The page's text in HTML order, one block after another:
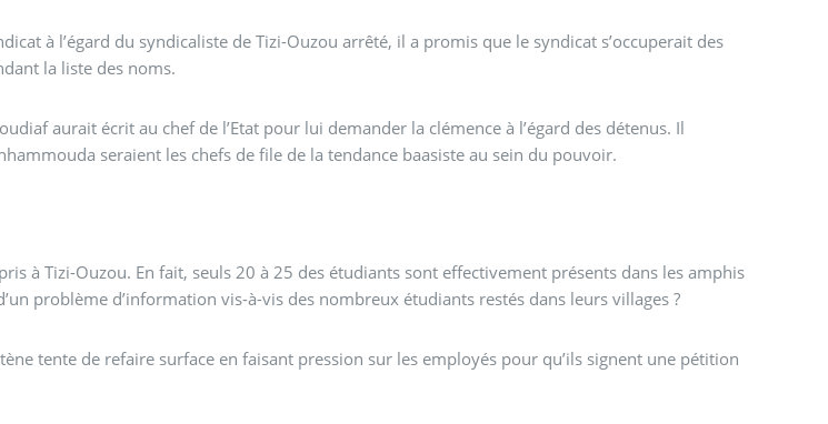
à l’égard du syndicaliste de Tizi-Ouzou arrêté, il a promis que le syndicat s’occuperait des
la liste des noms.
aurait écrit au chef de l’Etat pour lui demander la clémence à l’égard des détenus. Il
seraient les chefs de file de la tendance baasiste au sein du pouvoir.
20 à 25 des étudiants sont effectivement présents dans les amphis
problème d’information vis-à-vis des nombreux étudiants restés dans leurs villages ?
tente de refaire surface en faisant pression sur les employés pour qu’ils signent une pétition